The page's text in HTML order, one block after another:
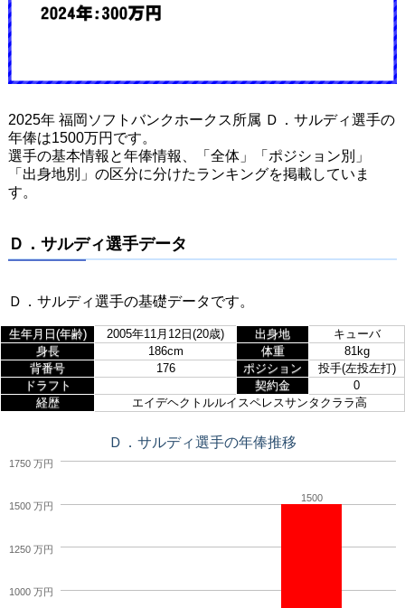
2025年 福岡ソフトバンクホークス所属 Ｄ．サルディ選手の
年俸は1500万円です。
選手の基本情報と年俸情報、「全体」「ポジション別」
「出身地別」の区分に分けたランキングを掲載していま
す。
Ｄ．サルディ選手データ
Ｄ．サルディ選手の基礎データです。
生年月日(年齢) 2005年11月12日(20歳) 出身地
キューバ
身長
186cm 体重
81kg
背番号
176 ポジション
投手(左投左打)
ドラフト
契約金
0
経歴
エイデヘクトルルイスペレスサンタクララ高
Ｄ．サルディ選手の年俸推移
1500
1000 万円
1250 万円
1500 万円
1750 万円